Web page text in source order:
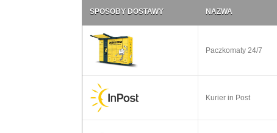
SPOSOBY DOSTAWY NAZWA
Paczkomaty 24/7
Kurier in Post